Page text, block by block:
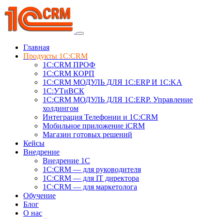
Главная
Продукты 1C:CRM
1С:CRM ПРОФ
1С:CRM КОРП
1С:CRM МОДУЛЬ ДЛЯ 1C:ERP И 1C:KA
1C:УТиВСК
1С:CRM МОДУЛЬ ДЛЯ 1C:ERP. Управление
холдингом
Интеграция Телефонии и 1C:CRM
Мобильное приложение iCRM
Магазин готовых решений
Кейсы
Внедрение
Внедрение 1C
1С:CRM — для руководителя
1С:CRM — для IT директора
1С:CRM — для маркетолога
Обучение
Блог
О нас